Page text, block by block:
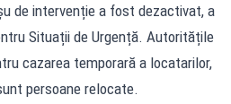
de intervenție a fost dezactivat, a
Situații de Urgență. Autoritățile
cazarea temporară a locatarilor,
persoane relocate.